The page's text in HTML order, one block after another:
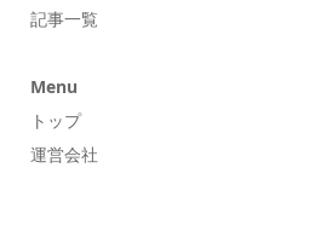
記事一覧
Menu
トップ
運営会社